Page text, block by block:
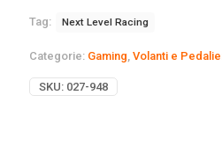
Tag: Next Level Racing
Categorie: Gaming Volanti e
SKU: 027-948